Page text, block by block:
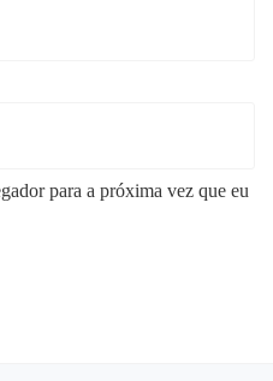
para a próxima vez que eu